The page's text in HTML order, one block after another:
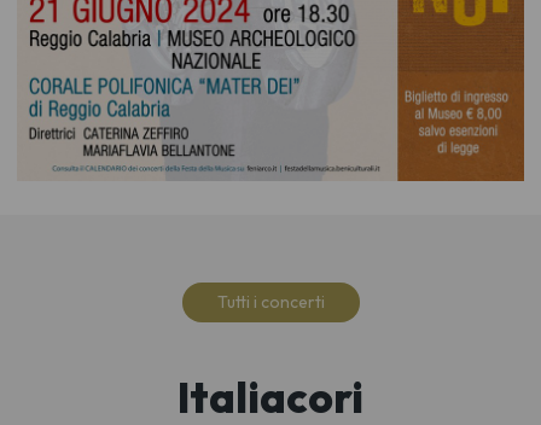
Tutti i concerti
Italiacori